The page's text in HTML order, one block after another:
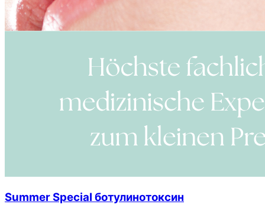
Summer Special ботулинотоксин